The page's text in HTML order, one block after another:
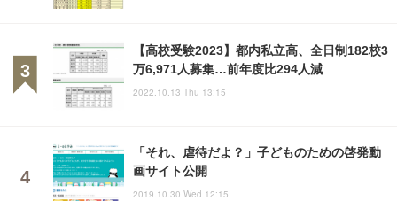
【高校受験2023】都内私立高、全日制182校3
万6,971人募集…前年度比294人減
2022.10.13 Thu 13:15
「それ、虐待だよ？」子どものための啓発動
画サイト公開
2019.10.30 Wed 12:15